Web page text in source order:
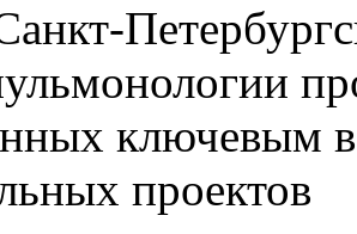
ключевым
проектов